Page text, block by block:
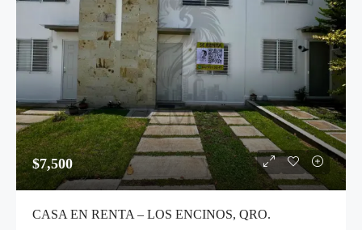
$7,500
CASA EN RENTA – LOS ENCINOS, QRO.